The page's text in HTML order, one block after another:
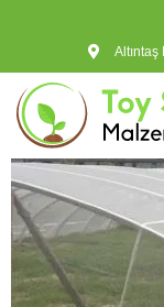
Altıntaş